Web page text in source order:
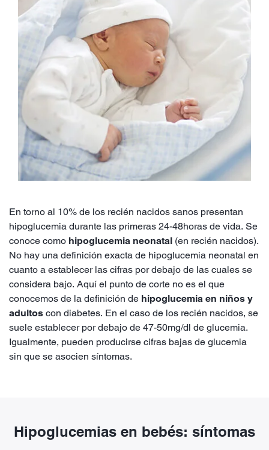
En torno al 10% de los recién nacidos sanos presentan
hipoglucemia durante las primeras 24-48horas de vida. Se
conoce como hipoglucemia neonatal (en recién nacidos).
No hay una definición exacta de hipoglucemia neonatal en
cuanto a establecer las cifras por debajo de las cuales se
considera bajo. Aquí el punto de corte no es el que
conocemos de la definición de hipoglucemia en niños y
adultos con diabetes. En el caso de los recién nacidos, se
suele establecer por debajo de 47-50mg/dl de glucemia.
Igualmente, pueden producirse cifras bajas de glucemia
sin que se asocien síntomas.
Hipoglucemias en bebés: síntomas